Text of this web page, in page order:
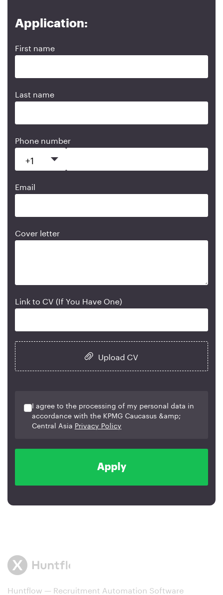
Application:
First name
Last name
Phone number
Email
Cover letter
Link to CV (If You Have One)
Upload CV
I agree to the processing of my personal data in
accordance with the KPMG Caucasus &amp;
Central Asia Privacy Policy
Apply
Huntflow — Recruitment Automation Software